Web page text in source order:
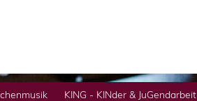
KING - KINder & JuGendarbeit